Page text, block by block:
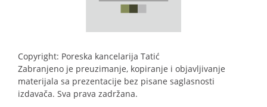
Copyright: Poreska kancelarija Tatić
Zabranjeno je preuzimanje, kopiranje i objavljivanje
materijala sa prezentacije bez pisane saglasnosti
izdavača. Sva prava zadržana.